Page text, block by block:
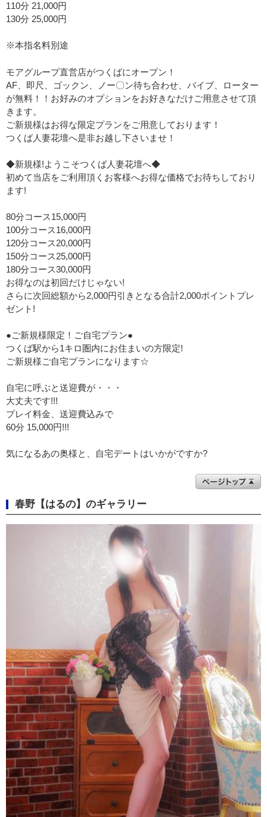
110分 21,000円
130分 25,000円
※本指名料別途
モアグループ直営店がつくばにオープン！
AF、即尺、ゴックン、ノー〇ン待ち合わせ、バイブ、ローター
が無料！！お好みのオプションをお好きなだけご用意させて頂
きます。
ご新規様はお得な限定プランをご用意しております！
つくば人妻花壇へ是非お越し下さいませ！
◆新規様!ようこそつくば人妻花壇へ◆
初めて当店をご利用頂くお客様へお得な価格でお待ちしており
ます!
80分コース15,000円
100分コース16,000円
120分コース20,000円
150分コース25,000円
180分コース30,000円
お得なのは初回だけじゃない!
さらに次回総額から2,000円引きとなる合計2,000ポイントプレ
ゼント!
●ご新規様限定！ご自宅プラン●
つくば駅から1キロ圏内にお住まいの方限定!
ご新規様ご自宅プランになります☆
自宅に呼ぶと送迎費が・・・
大丈夫です!!!
プレイ料金、送迎費込みで
60分 15,000円!!!
気になるあの奥様と、自宅デートはいかがですか?
春野【はるの】のギャラリー